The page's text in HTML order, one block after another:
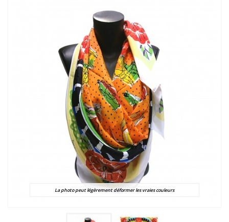
La photo peut légèrement déformer les vraies couleurs